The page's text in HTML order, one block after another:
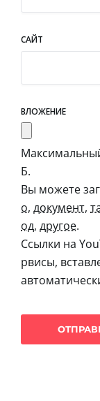
САЙТ
ВЛОЖЕНИЕ
Б.
Вы можете
о, документ,
од, другое.
Ссылки на
рвисы,